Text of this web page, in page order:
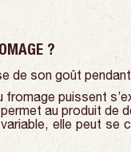
?
de son goût
fromage puissent
au produit de
elle peut se